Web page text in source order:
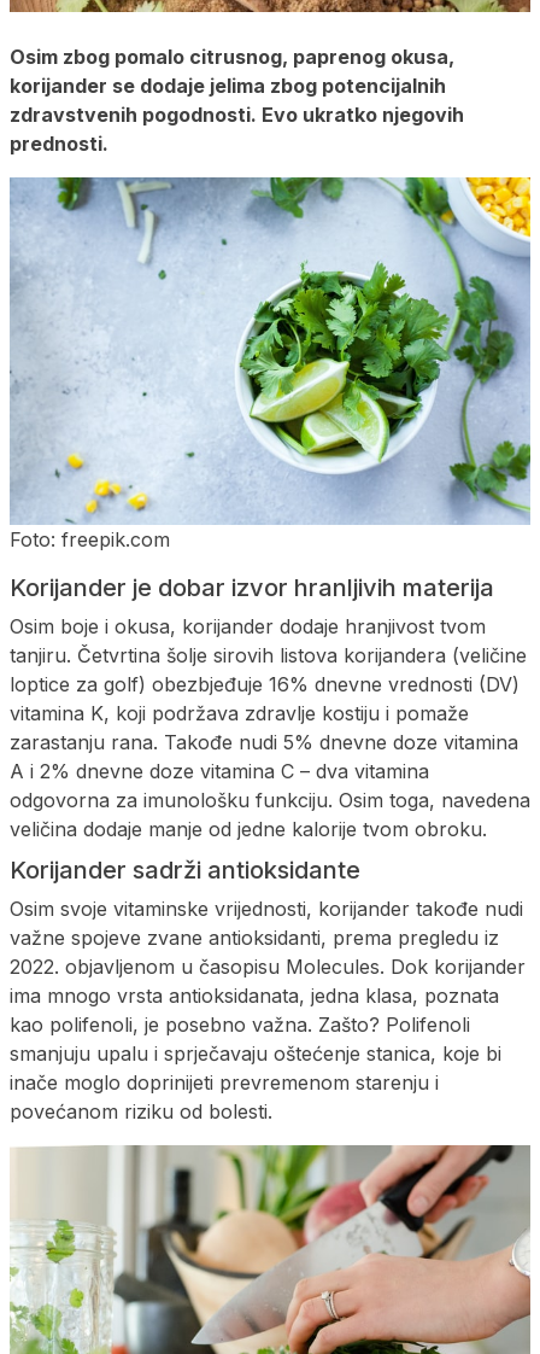
Osim zbog pomalo citrusnog, paprenog okusa,
korijander se dodaje jelima zbog potencijalnih
zdravstvenih pogodnosti. Evo ukratko njegovih
prednosti.
Foto: freepik.com
Korijander je dobar izvor hranljivih materija
Osim boje i okusa, korijander dodaje hranjivost tvom
tanjiru. Četvrtina šolje sirovih listova korijandera (veličine
loptice za golf) obezbjeđuje 16% dnevne vrednosti (DV)
vitamina K, koji podržava zdravlje kostiju i pomaže
zarastanju rana. Takođe nudi 5% dnevne doze vitamina
A i 2% dnevne doze vitamina C – dva vitamina
odgovorna za imunološku funkciju. Osim toga, navedena
veličina dodaje manje od jedne kalorije tvom obroku.
Korijander sadrži antioksidante
Osim svoje vitaminske vrijednosti, korijander takođe nudi
važne spojeve zvane antioksidanti, prema pregledu iz
2022. objavljenom u časopisu Molecules. Dok korijander
ima mnogo vrsta antioksidanata, jedna klasa, poznata
kao polifenoli, je posebno važna. Zašto? Polifenoli
smanjuju upalu i sprječavaju oštećenje stanica, koje bi
inače moglo doprinijeti prevremenom starenju i
povećanom riziku od bolesti.